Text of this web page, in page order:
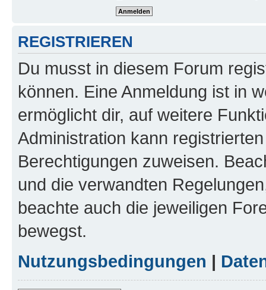
REGISTRIEREN
Du musst in diesem Forum
können. Eine Anmeldung ist in
ermöglicht dir, auf weitere
Administration kann
Berechtigungen zuweisen.
und die verwandten
beachte auch die jeweiligen
bewegst.
Nutzungsbedingungen |